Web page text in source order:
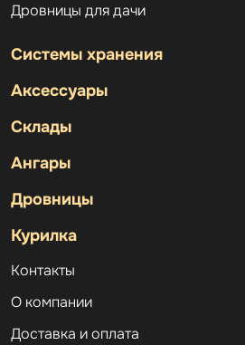
Дровницы для дачи
Системы хранения
Аксессуары
Склады
Ангары
Дровницы
Курилка
Контакты
О компании
Доставка и оплата